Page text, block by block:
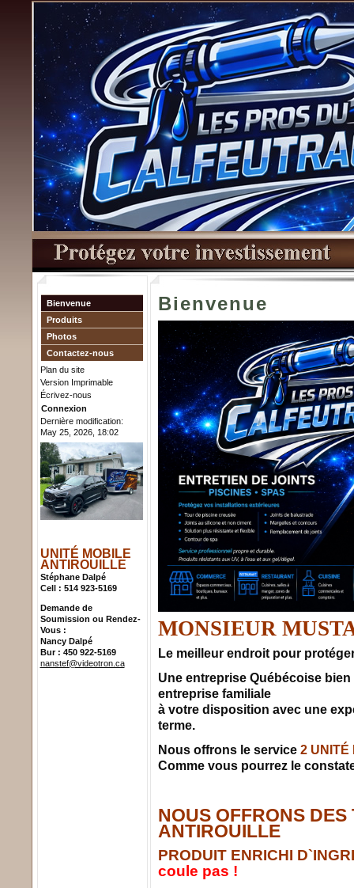
Bienvenue
Produits
Photos
Contactez-nous
Plan du site
Version Imprimable
Écrivez-nous
Connexion
Dernière modification:
May 25, 2026, 18:02
UNITÉ MOBILE
ANTIROUILLE
Stéphane Dalpé
Cell : 514 923-5169
Demande de
Soumission ou Rendez-
Vous :
Nancy Dalpé
Bur : 450 922-5169
nanstef@videotron.ca
Bienvenue
MONSIEUR
Le meilleur endroit pour
Une entreprise Québécoise
entreprise familiale
à votre disposition avec une
terme.
Nous offrons le service 2 UNITÉ
Comme vous pourrez le
NOUS OFFRONS
ANTIROUILLE
PRODUIT ENRICHI
coule pas !